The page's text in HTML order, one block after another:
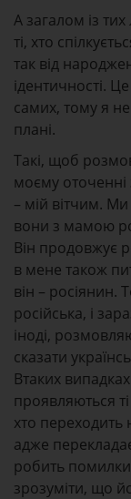
А загалом із
ті, хто
так від
ідентичності.
самих, тому я
плані.
Такі, щоб
моєму
– мій вітчим.
вони з мамою
Він продовжує
в мене також
він – росіянин.
російська, і
іноді,
сказати
Втаких
проявляються
хто переходить
адже
робить
зрозуміти, що